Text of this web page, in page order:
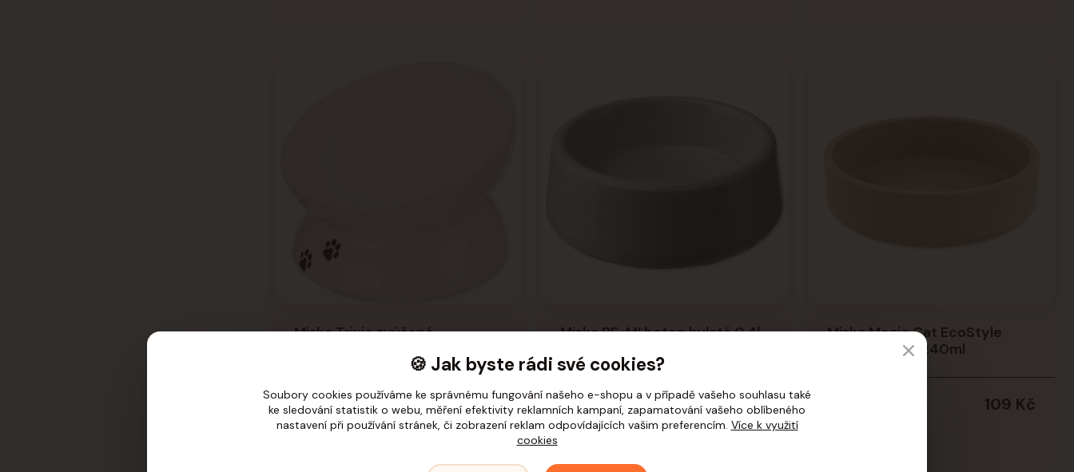
Miska Trixie zvýšená,
169 Kč
Skladem
Miska BE-MI beton kulatá 0,4l
129 Kč
Skladem
Miska Magic Cat EcoStyle
béžová 12cm, 240ml
109 Kč
🍪 Jak byste rádi své cookies?
Soubory cookies používáme ke správnému fungování našeho e-shopu a v případě vašeho souhlasu také
ke sledování statistik o webu, měření efektivity reklamních kampaní, zapamatování vašeho oblíbeného
nastavení při používání stránek, či zobrazení reklam odpovídajících vašim preferencím. Více k využití
cookies